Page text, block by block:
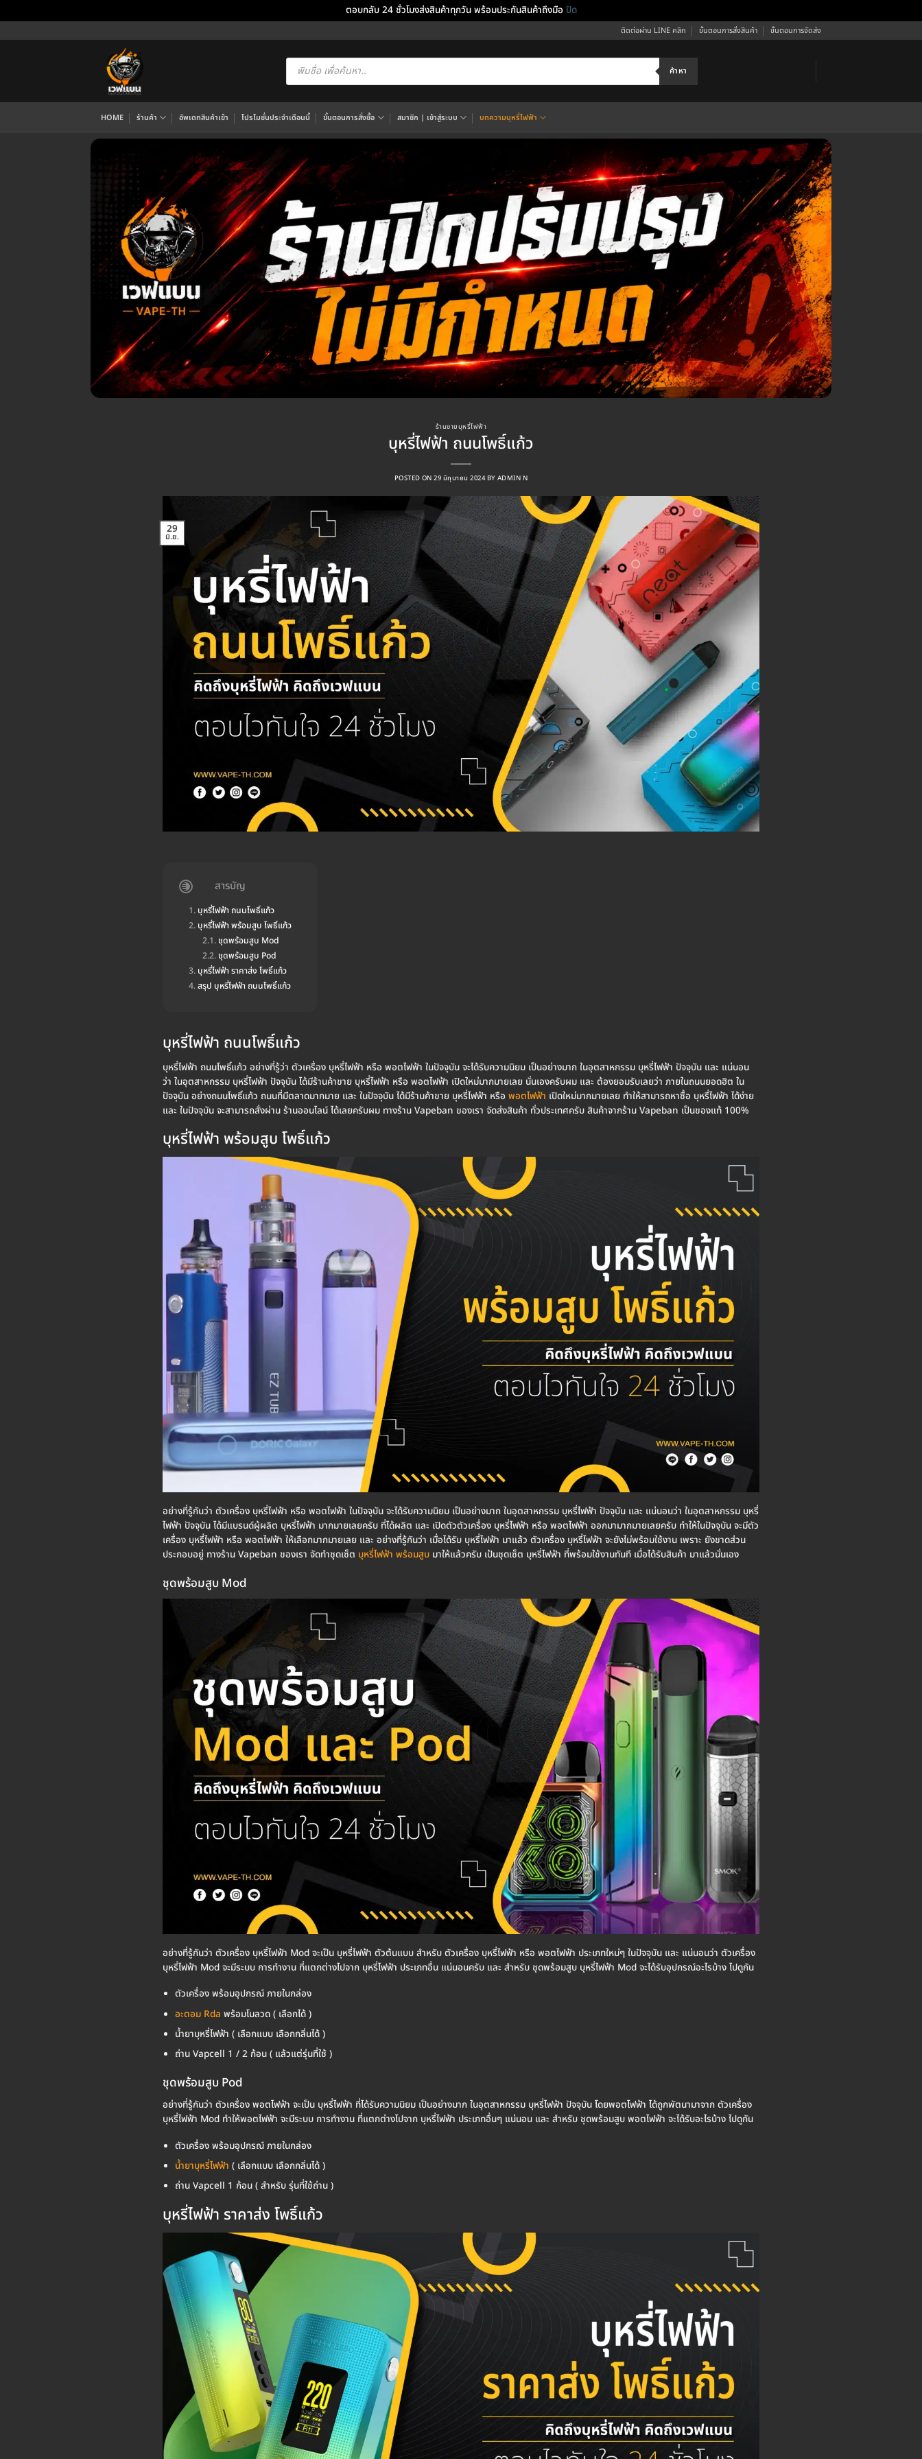
ตอบกลับ 24 ชั่วโมงส่งสินค้าทุกวัน พร้อมประกันสินค้าถึงมือ ปิด
ไป
ติดต่อผ่าน LINE คลิก ขั้นตอนการสั่งสินค้า ขั้นตอนการจัดส่ง
Products
search ค้าหา
HOME ร้านค้า อัพเดทสินค้าเข้า โปรโมชั่นประจำเดือนนี้ ขั้นตอนการสั่งซื้อ สมาชิก | เข้าสู่ระบบ บทความบุหรี่ไฟฟ้า
ร้านขายบุหรี่ไฟฟ้า
บุหรี่ไฟฟ้า ถนนโพธิ์แก้ว
POSTED ON29 มิถุนายน 2024 BY ADMIN N
29
มิ.ย.
สารบัญ
บุหรี่ไฟฟ้า ถนนโพธิ์แก้ว
บุหรี่ไฟฟ้า พร้อมสูบ โพธิ์แก้ว
ชุดพร้อมสูบ Mod
ชุดพร้อมสูบ Pod
บุหรี่ไฟฟ้า ราคาส่ง โพธิ์แก้ว
สรุป บุหรี่ไฟฟ้า ถนนโพธิ์แก้ว
บุหรี่ไฟฟ้า ถนนโพธิ์แก้ว
บุหรี่ไฟฟ้า ถนนโพธิ์แก้ว อย่างที่รู้ว่า ตัวเครื่อง บุหรี่ไฟฟ้า หรือ พอตไฟฟ้า ในปัจจุบัน จะได้รับความนิยม เป็นอย่างมาก ในอุตสาหกรรม บุหรี่ไฟฟ้า ปัจจุบัน และ แน่นอน
ว่า ในอุตสาหกรรม บุหรี่ไฟฟ้า ปัจจุบัน ได้มีร้านค้าขาย บุหรี่ไฟฟ้า หรือ พอตไฟฟ้า เปิดใหม่มากมายเลย นั่นเองครับผม และ ต้องยอมรับเลยว่า ภายในถนนยอดฮิต ใน
ปัจจุบัน อย่างถนนโพธิ์แก้ว ถนนที่มีตลาดมากมาย และ ในปัจจุบัน ได้มีร้านค้าขาย บุหรี่ไฟฟ้า หรือ พอตไฟฟ้า เปิดใหม่มากมายเลย ทำให้สามารถหาซื้อ บุหรี่ไฟฟ้า ได้ง่าย
และ ในปัจจุบัน จะสามารถสั่งผ่าน ร้านออนไลน์ ได้เลยครับผม ทางร้าน Vapeban ของเรา จัดส่งสินค้า ทั่วประเทศครับ สินค้าจากร้าน Vapeban เป็นของแท้ 100%
บุหรี่ไฟฟ้า พร้อมสูบ โพธิ์แก้ว
อย่างที่รู้กันว่า ตัวเครื่อง บุหรี่ไฟฟ้า หรือ พอตไฟฟ้า ในปัจจุบัน จะได้รับความนิยม เป็นอย่างมาก ในอุตสาหกรรม บุหรี่ไฟฟ้า ปัจจุบัน และ แน่นอนว่า ในอุตสาหกรรม บุหรี่
ไฟฟ้า ปัจจุบัน ได้มีแบรนด์ผู้ผลิต บุหรี่ไฟฟ้า มากมายเลยครับ ที่ได้ผลิต และ เปิดตัวตัวเครื่อง บุหรี่ไฟฟ้า หรือ พอตไฟฟ้า ออกมามากมายเลยครับ ทำให้ในปัจจุบัน จะมีตัว
เครื่อง บุหรี่ไฟฟ้า หรือ พอตไฟฟ้า ให้เลือกมากมายเลย และ อย่างที่รู้กันว่า เมื่อได้รับ บุหรี่ไฟฟ้า มาแล้ว ตัวเครื่อง บุหรี่ไฟฟ้า จะยังไม่พร้อมใช้งาน เพราะ ยังขาดส่วน
ประกอบอยู่ ทางร้าน Vapeban ของเรา จัดทำชุดเซ็ต บุหรี่ไฟฟ้า พร้อมสูบ มาให้แล้วครับ เป้นชุดเซ็ต บุหรี่ไฟฟ้า ที่พร้อมใช้งานทันที เมื่อได้รับสินค้า มาแล้วนั่นเอง
ชุดพร้อมสูบ Mod
อย่างที่รู้กันว่า ตัวเครื่อง บุหรี่ไฟฟ้า Mod จะเป็น บุหรี่ไฟฟ้า ตัวต้นแบบ สำหรับ ตัวเครื่อง บุหรี่ไฟฟ้า หรือ พอตไฟฟ้า ประเภทใหม่ๆ ในปัจจุบัน และ แน่นอนว่า ตัวเครื่อง
บุหรี่ไฟฟ้า Mod จะมีระบบ การทำงาน ที่แตกต่างไปจาก บุหรี่ไฟฟ้า ประเภทอื่น แน่นอนครับ และ สำหรับ ชุดพร้อมสูบ บุหรี่ไฟฟ้า Mod จะได้รับอุปกรณ์อะไรบ้าง ไปดูกัน
ตัวเครื่อง พร้อมอุปกรณ์ ภายในกล่อง
อะตอม Rda พร้อมโมลวด ( เลือกได้ )
น้ำยาบุหรี่ไฟฟ้า ( เลือกแบบ เลือกกลิ่นได้ )
ถ่าน Vapcell 1 / 2 ก้อน ( แล้วแต่รุ่นที่ใช้ )
ชุดพร้อมสูบ Pod
อย่างที่รู้กันว่า ตัวเครื่อง พอตไฟฟ้า จะเป็น บุหรี่ไฟฟ้า ที่ได้รับความนิยม เป็นอย่างมาก ในอุตสาหกรรม บุหรี่ไฟฟ้า ปัจจุบัน โดยพอตไฟฟ้า ได้ถูกพัตนามาจาก ตัวเครื่อง
บุหรี่ไฟฟ้า Mod ทำให้พอตไฟฟ้า จะมีระบบ การทำงาน ที่แตกต่างไปจาก บุหรี่ไฟฟ้า ประเภทอื่นๆ แน่นอน และ สำหรับ ชุดพร้อมสูบ พอตไฟฟ้า จะได้รับอะไรบ้าง ไปดูกัน
ตัวเครื่อง พร้อมอุปกรณ์ ภายในกล่อง
น้ำยาบุหรี่ไฟฟ้า ( เลือกแบบ เลือกกลิ่นได้ )
ถ่าน Vapcell 1 ก้อน ( สำหรับ รุ่นที่ใช้ถ่าน )
บุหรี่ไฟฟ้า ราคาส่ง โพธิ์แก้ว